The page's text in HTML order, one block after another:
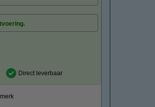
Direct leverbaar